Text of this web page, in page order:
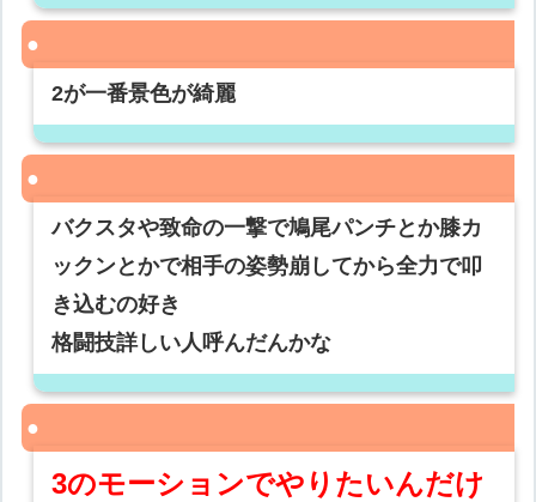
2が一番景色が綺麗
バクスタや致命の一撃で鳩尾パンチとか膝カ
ックンとかで相手の姿勢崩してから全力で叩
き込むの好き
格闘技詳しい人呼んだんかな
3のモーションでやりたいんだけ